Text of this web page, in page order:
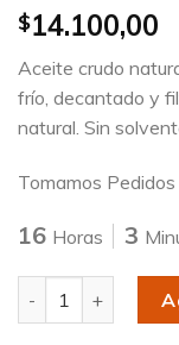
$14.100,00
Aceite crudo
frío, decantado y
natural. Sin
Tomamos
16 Horas 3